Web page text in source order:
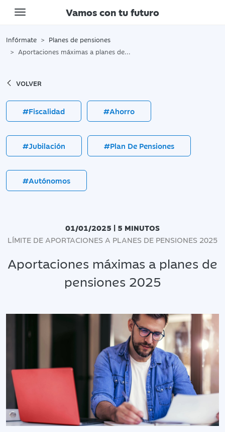
Toggle navigation
Vamos con tu futuro
Infórmate
Planes de pensiones
Aportaciones máximas a planes de pensiones 2025
VOLVER
#Fiscalidad #Ahorro
#Jubilación #Plan De Pensiones
#Autónomos
01/01/2025 | 5 MINUTOS
LÍMITE DE APORTACIONES A PLANES DE PENSIONES 2025
Aportaciones máximas a planes de
pensiones 2025